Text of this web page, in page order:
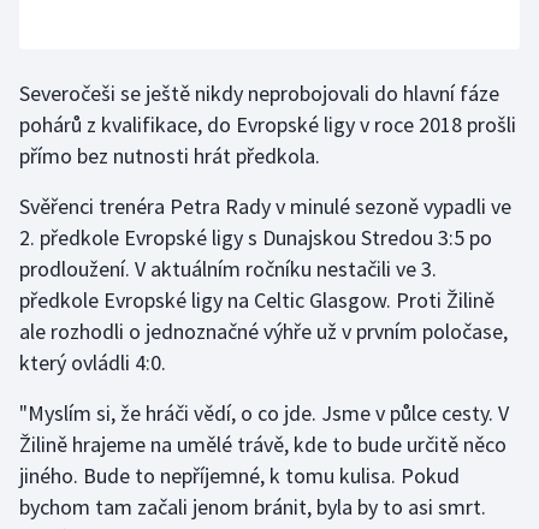
Severočeši se ještě nikdy neprobojovali do hlavní fáze
pohárů z kvalifikace, do Evropské ligy v roce 2018 prošli
přímo bez nutnosti hrát předkola.
Svěřenci trenéra Petra Rady v minulé sezoně vypadli ve
2. předkole Evropské ligy s Dunajskou Stredou 3:5 po
prodloužení. V aktuálním ročníku nestačili ve 3.
předkole Evropské ligy na Celtic Glasgow. Proti Žilině
ale rozhodli o jednoznačné výhře už v prvním poločase,
který ovládli 4:0.
"Myslím si, že hráči vědí, o co jde. Jsme v půlce cesty. V
Žilině hrajeme na umělé trávě, kde to bude určitě něco
jiného. Bude to nepříjemné, k tomu kulisa. Pokud
bychom tam začali jenom bránit, byla by to asi smrt.